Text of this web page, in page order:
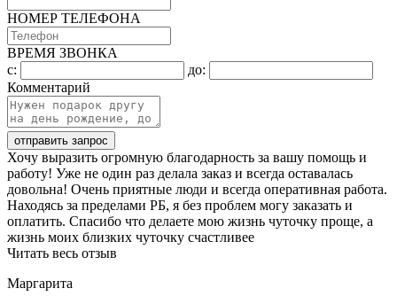
НОМЕР ТЕЛЕФОНА
ВРЕМЯ ЗВОНКА
c:
до:
Комментарий
отправить запрос
Хочу выразить огромную благодарность за вашу помощь и
работу! Уже не один раз делала заказ и всегда оставалась
довольна! Очень приятные люди и всегда оперативная работа.
Находясь за пределами РБ, я без проблем могу заказать и
оплатить. Спасибо что делаете мою жизнь чуточку проще, а
жизнь моих близких чуточку счастливее
Читать весь отзыв
Маргарита